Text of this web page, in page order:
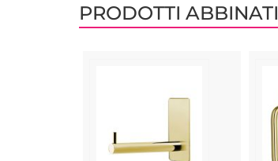
PRODOTTI ABBINATI